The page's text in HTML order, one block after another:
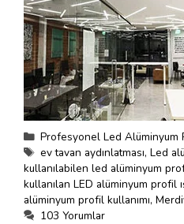
Kategoriler
Profesyonel Led Alüminyum
Etiketler
ev tavan aydınlatması,Led
kullanılabilen led alüminyum
kullanılan LED alüminyum profil
alüminyum profil kullanımı,
103 Yorumlar